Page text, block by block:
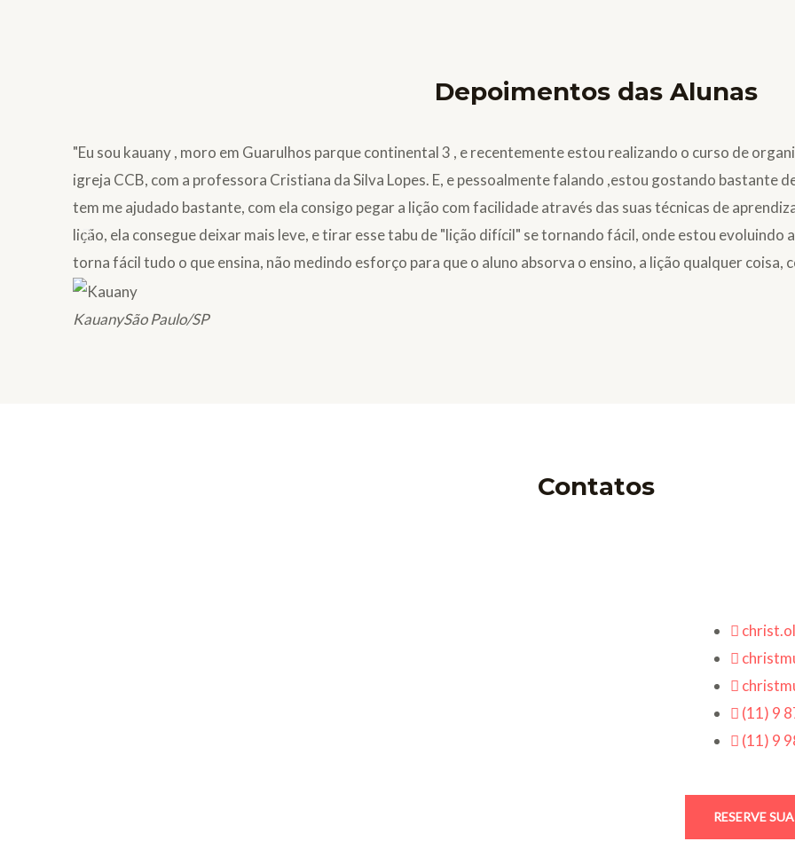
Depoimentos das Alunas
"Eu sou kauany , moro em Guarulhos parque continental 3 , e recentemente estou realizando o curso de
igreja CCB, com a professora Cristiana da Silva Lopes. E, e pessoalmente falando ,estou gostando bastante
tem me ajudado bastante, com ela consigo pegar a lição com facilidade através das suas técnicas de
lição, ela consegue deixar mais leve, e tirar esse tabu de "lição difícil" se tornando fácil, onde estou evoluindo
torna fácil tudo o que ensina, não medindo esforço para que o aluno absorva o ensino, a lição qualquer coisa,
KauanySão Paulo/SP
Contatos
(11) 9
(11) 9
RESERVE